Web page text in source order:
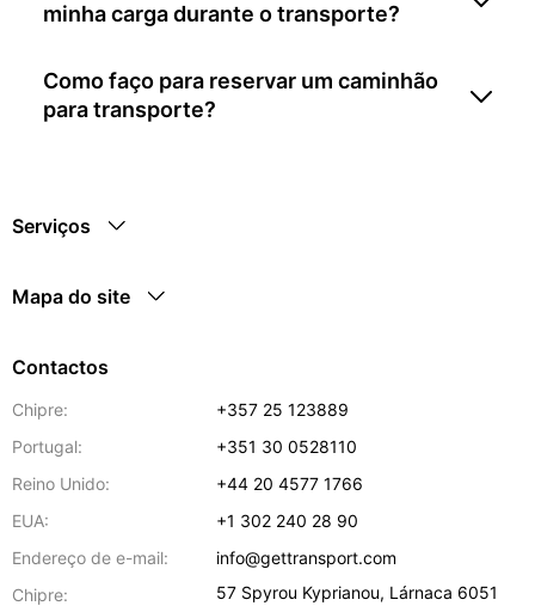
minha carga durante o transporte?
Como faço para reservar um caminhão
para transporte?
Serviços
Mapa do site
Contactos
Chipre:
+357 25 123889
Portugal:
+351 30 0528110
Reino Unido:
+44 20 4577 1766
EUA:
+1 302 240 28 90
Endereço de e-mail:
info@gettransport.com
Chipre:
57 Spyrou Kyprianou, Lárnaca 6051